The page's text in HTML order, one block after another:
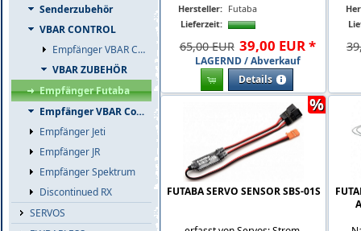
Senderzubehör
VBAR CONTROL
Empfänger VBAR Control
VBAR ZUBEHÖR
Empfänger Futaba
Empfänger VBAR Control
Empfänger Jeti
Empfänger JR
Empfänger Spektrum
Discontinued RX
SERVOS
Hersteller: Futaba
Lieferzeit:
65,00 EUR 39,00 EUR*
LAGERND / Abverkauf
Details
FUTABA SERVO SENSOR SBS-01S
%